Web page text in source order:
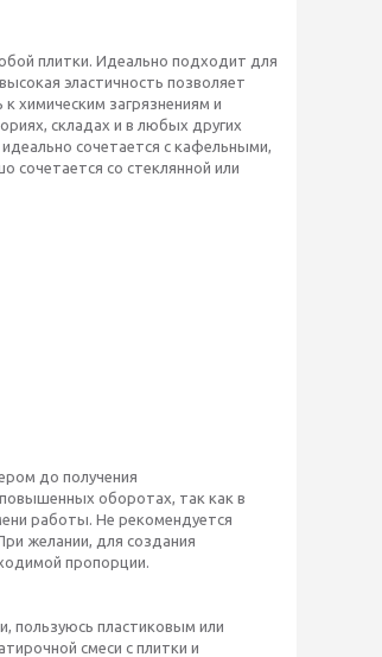
плитки. Идеально подходит для
эластичность позволяет
химическим загрязнениям и
складах и в любых других
сочетается с кафельными,
сочетается со стеклянной или
до получения
оборотах, так как в
работы. Не рекомендуется
желании, для создания
пропорции.
пользуюсь пластиковым или
смеси с плитки и